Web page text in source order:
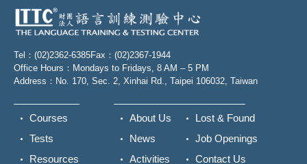
Tel：(02)2362-6385Fax：(02)2367-1944
Office Hours：Mondays to Fridays, 8 AM – 5 PM
Address：No. 170, Sec. 2, Xinhai Rd., Taipei 106032, Taiwan
Courses
Tests
Resources
About Us
News
Activities
Lost & Found
Job Openings
Contact Us